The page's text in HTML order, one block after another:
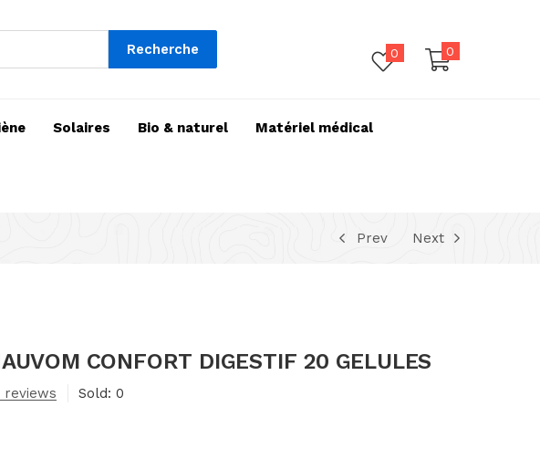
Recherche 0 0
Solaires Bio & naturel Matériel médical
Prev Next
CONFORT DIGESTIF 20 GELULES
reviews Sold: 0